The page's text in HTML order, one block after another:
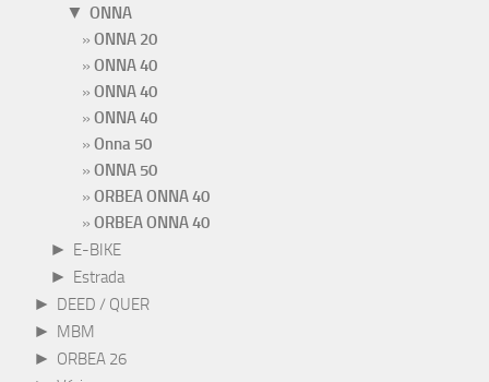
▼ ONNA
ONNA 20
ONNA 40
ONNA 40
ONNA 40
Onna 50
ONNA 50
ORBEA ONNA 40
ORBEA ONNA 40
► E-BIKE
► Estrada
► DEED / QUER
► MBM
► ORBEA 26